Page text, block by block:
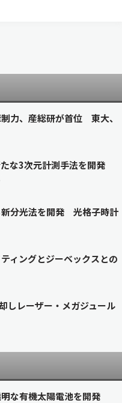
力、産総研が首位 東大、
な3次元計測手法を開発
分光法を開発 光格子時計
ィングとジーベックスとの
しレーザー・メガジュール
な有機太陽電池を開発